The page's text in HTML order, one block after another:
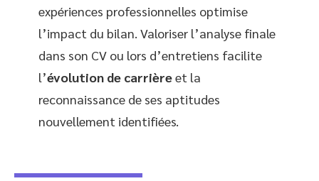
expériences professionnelles optimise
l’impact du bilan. Valoriser l’analyse finale
dans son CV ou lors d’entretiens facilite
l’évolution de carrièreet la
reconnaissance de ses aptitudes
nouvellement identifiées.